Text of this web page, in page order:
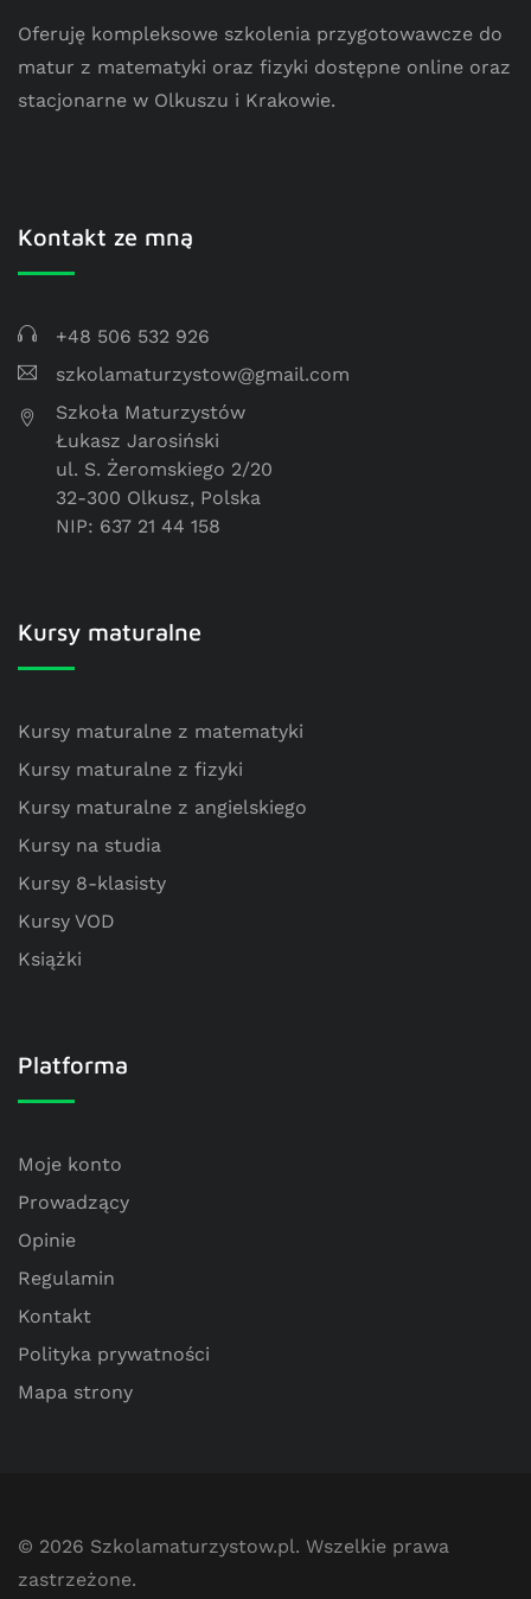
Oferuję kompleksowe szkolenia przygotowawcze do
matur z matematyki oraz fizyki dostępne online oraz
stacjonarne w Olkuszu i Krakowie.
Kontakt ze mną
+48 506 532 926
szkolamaturzystow@gmail.com
Szkoła Maturzystów
Łukasz Jarosiński
ul. S. Żeromskiego 2/20
32-300 Olkusz, Polska
NIP: 637 21 44 158
Kursy maturalne
Kursy maturalne z matematyki
Kursy maturalne z fizyki
Kursy maturalne z angielskiego
Kursy na studia
Kursy 8-klasisty
Kursy VOD
Książki
Platforma
Moje konto
Prowadzący
Opinie
Regulamin
Kontakt
Polityka prywatności
Mapa strony
© 2026 Szkolamaturzystow.pl. Wszelkie prawa
zastrzeżone.